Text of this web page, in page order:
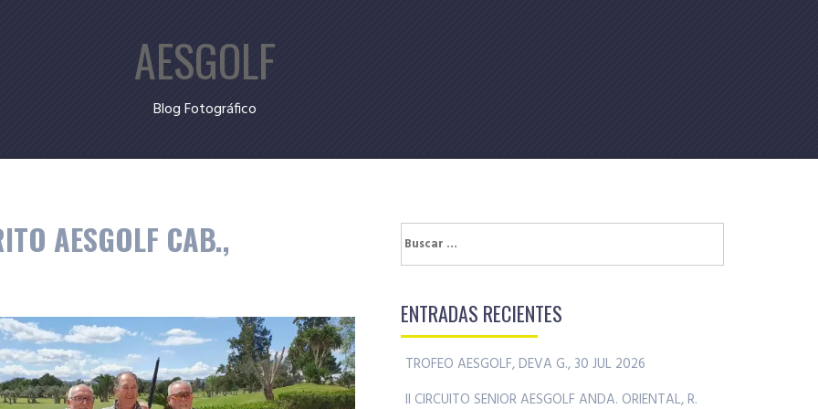
AESGOLF
Blog Fotográfico
AESGOLF CAB., Buscar:
ENTRADAS RECIENTES
TROFEO AESGOLF, DEVA G., 30 JUL 2026
II CIRCUITO SENIOR AESGOLF ANDA. ORIENTAL, R.